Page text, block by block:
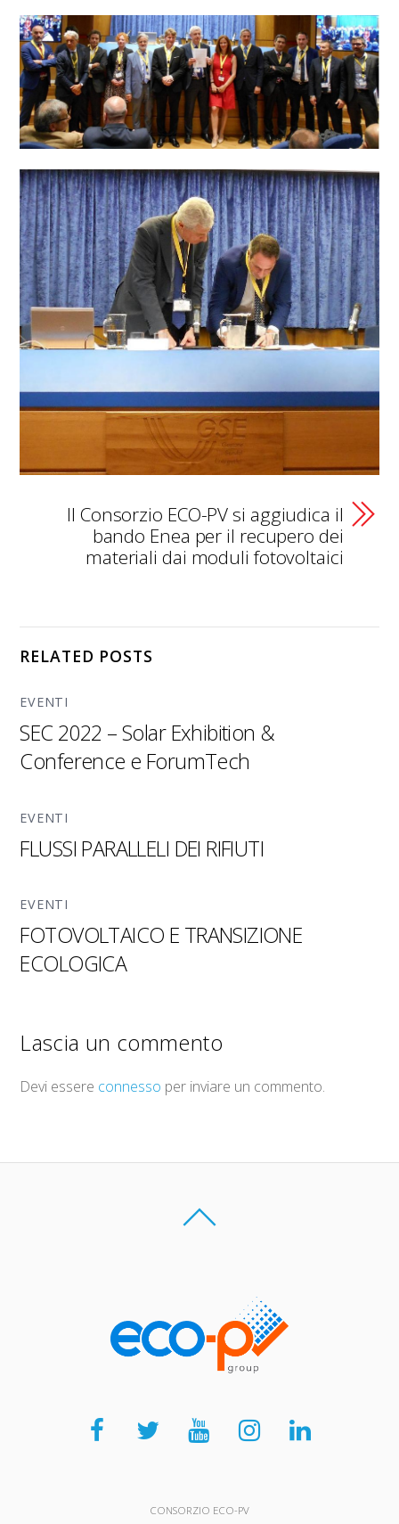
Il Consorzio ECO-PV si aggiudica il
bando Enea per il recupero dei
materiali dai moduli fotovoltaici
RELATED POSTS
EVENTI
SEC 2022 – Solar Exhibition &
Conference e ForumTech
EVENTI
FLUSSI PARALLELI DEI RIFIUTI
EVENTI
FOTOVOLTAICO E TRANSIZIONE
ECOLOGICA
Lascia un commento
Devi essere connesso per inviare un commento.
CONSORZIO ECO-PV